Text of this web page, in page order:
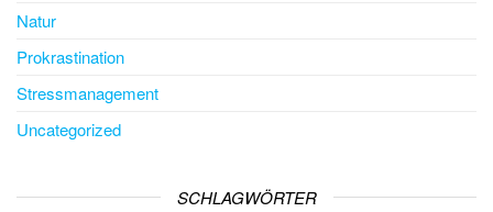
Natur
Prokrastination
Stressmanagement
Uncategorized
SCHLAGWÖRTER